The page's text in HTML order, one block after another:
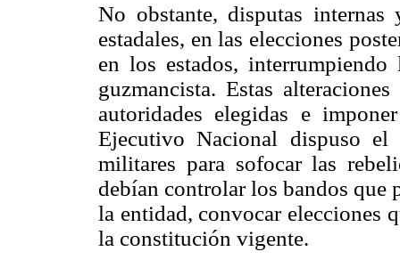
No obstante, disputas internas
estadales, en las elecciones
en los estados,
guzmancista. Estas
autoridades elegidas e
Ejecutivo Nacional dispuso
militares para sofocar las
debían controlar los bandos que
la entidad, convocar elecciones
la constitución vigente.